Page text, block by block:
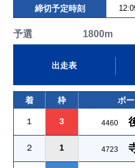
締切予定時刻
予選 1800m
出走表
着 枠 ボ
１ 3 4460
２ 1 4723